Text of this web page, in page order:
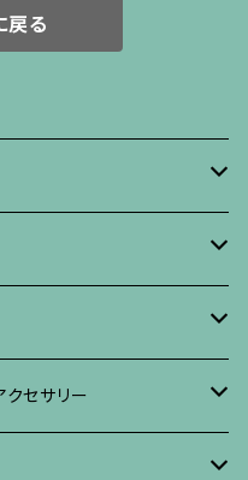
戻る
クセサリー